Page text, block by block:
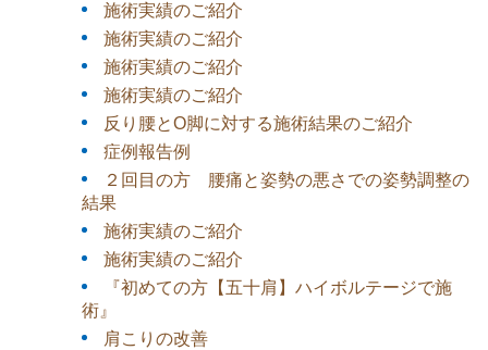
施術実績のご紹介
施術実績のご紹介
施術実績のご紹介
施術実績のご紹介
反り腰とO脚に対する施術結果のご紹介
症例報告例
２回目の方 腰痛と姿勢の悪さでの姿勢調整の
結果
施術実績のご紹介
施術実績のご紹介
『初めての方【五十肩】ハイボルテージで施
術』
肩こりの改善